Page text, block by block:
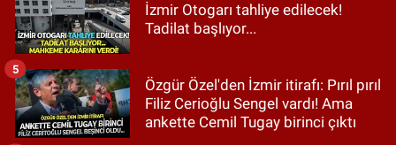
İzmir Otogarı tahliye edilecek!
Tadilat başlıyor...
Özgür Özel'den İzmir itirafı: Pırıl pırıl
Filiz Cerioğlu Sengel vardı! Ama
ankette Cemil Tugay birinci çıktı
5